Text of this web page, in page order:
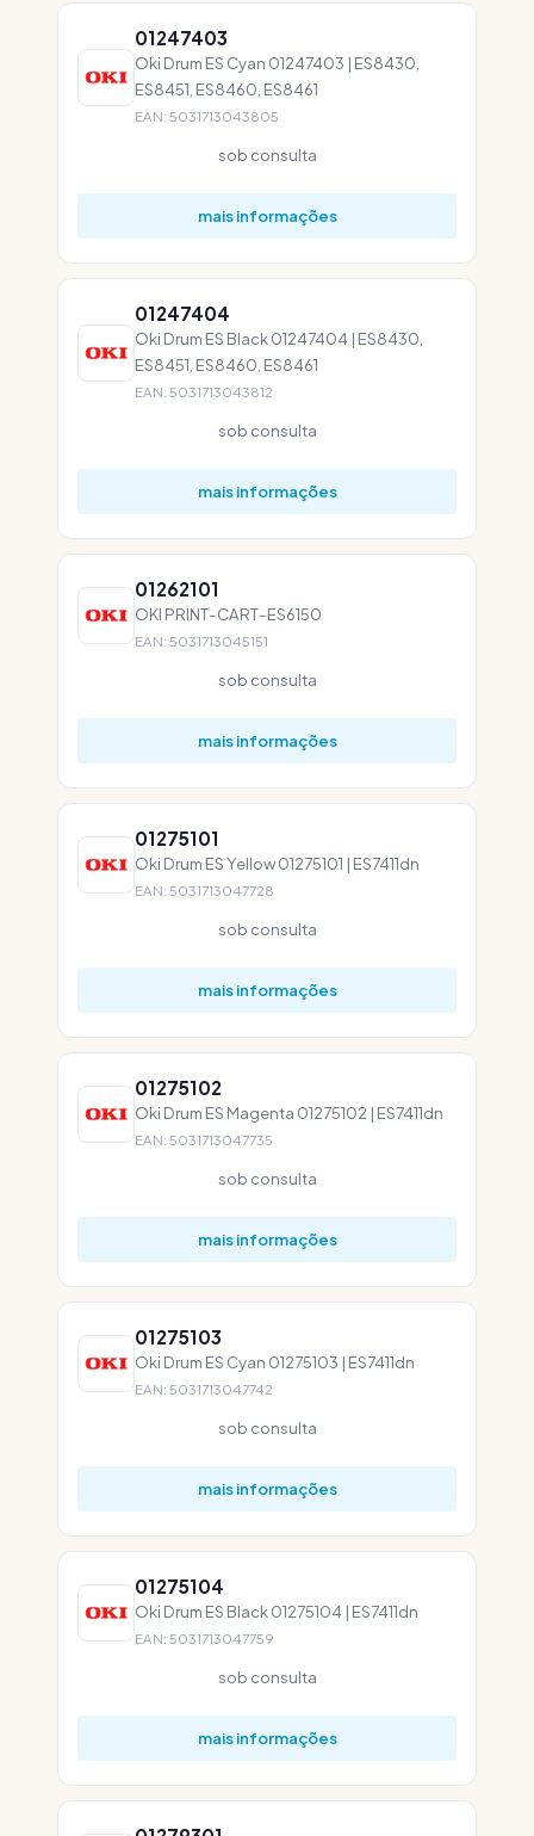
01247403
Oki Drum ES Cyan 01247403 | ES8430,
ES8451, ES8460, ES8461
EAN: 5031713043805
sob consulta
mais informações
01247404
Oki Drum ES Black 01247404 | ES8430,
ES8451, ES8460, ES8461
EAN: 5031713043812
sob consulta
mais informações
01262101
OKI PRINT-CART-ES6150
EAN: 5031713045151
sob consulta
mais informações
01275101
Oki Drum ES Yellow 01275101 | ES7411dn
EAN: 5031713047728
sob consulta
mais informações
01275102
Oki Drum ES Magenta 01275102 | ES7411dn
EAN: 5031713047735
sob consulta
mais informações
01275103
Oki Drum ES Cyan 01275103 | ES7411dn
EAN: 5031713047742
sob consulta
mais informações
01275104
Oki Drum ES Black 01275104 | ES7411dn
EAN: 5031713047759
sob consulta
mais informações